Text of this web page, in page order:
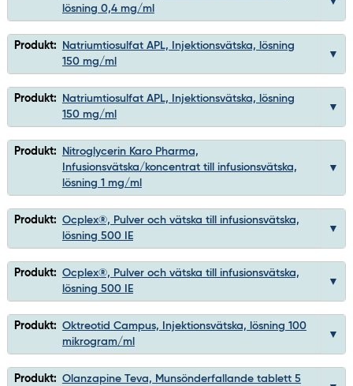
lösning 0,4 mg/ml
Produkt:
Natriumtiosulfat APL, Injektionsvätska, lösning
150 mg/ml
Produkt:
Natriumtiosulfat APL, Injektionsvätska, lösning
150 mg/ml
Produkt:
Nitroglycerin Karo Pharma,
Infusionsvätska/koncentrat till infusionsvätska,
lösning 1 mg/ml
Produkt: Ocplex®, Pulver och vätska till infusionsvätska,
lösning 500 IE
Produkt: Ocplex®, Pulver och vätska till infusionsvätska,
lösning 500 IE
Produkt: Oktreotid Campus, Injektionsvätska, lösning 100
mikrogram/ml
Produkt: Olanzapine Teva, Munsönderfallande tablett 5